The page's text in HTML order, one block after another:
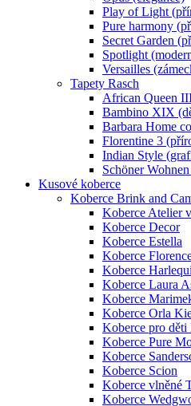
Play of Light
Pure harmony
Secret Garden
Spotlight
Versailles
Tapety Rasch
African Queen
Bambino XIX
Barbara Home
Florentine 3
Indian Style
Schöner
Kusové koberce
Koberce Brink and
Koberce Atelier
Koberce Decor
Koberce Estella
Koberce
Koberce
Koberce Laura
Koberce
Koberce Orla
Koberce pro děti
Koberce Pure
Koberce
Koberce Scion
Koberce vlněné
Koberce